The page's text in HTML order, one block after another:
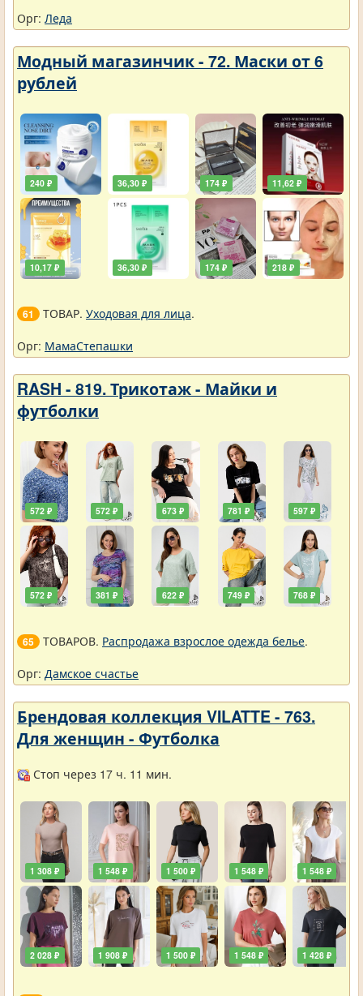
Орг: Леда
Модный магазинчик - 72. Маски от 6
рублей
240 ₽
10,17 ₽
36,30 ₽
36,30 ₽
174 ₽
174 ₽
11,62 ₽
218 ₽
61 ТОВАР. Уходовая для лица.
Орг: МамаСтепашки
RASH - 819. Трикотаж - Майки и
футболки
572 ₽
572 ₽
572 ₽
381 ₽
673 ₽
622 ₽
781 ₽
749 ₽
597 ₽
768 ₽
65 ТОВАРОВ. Распродажа взрослое одежда белье.
Орг: Дамское счастье
Брендовая коллекция VILATTE - 763.
Для женщин - Футболка
Стоп через 17 ч. 11 мин.
1 308 ₽
2 028 ₽
1 548 ₽
1 908 ₽
1 500 ₽
1 500 ₽
1 548 ₽
1 548 ₽
1 548 ₽
1 428 ₽